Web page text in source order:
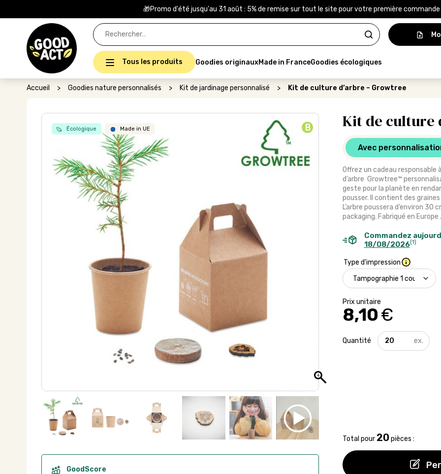
🎁Promo d'été jusqu'au 31 août : 5% de remise sur tout le site pour votre première commande
Rechercher :
Tous les produits Goodies originauxMade in FranceGoodies écologiques
Accueil > Goodies nature personnalisés > Kit de jardinage personnalisé > Kit de culture d’arbre – Growtree
Écologique Made in UE B Kit de culture
Avec
Offrez un cadeau
d’arbre Growtree™
geste pour la planète en
pousser. Il contient des
L’arbre poussera d’environ
packaging. Fabriqué en Europe .
Commandez
18/08/2026(1)
Type d'impression
8,10€
quantité
de
Total pour 20 pièces :
GoodScore